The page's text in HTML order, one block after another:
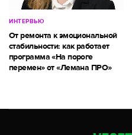
ИНТЕРВЬЮ
От ремонта к эмоциональной
стабильности: как работает
программа «На пороге
перемен» от «Лемана ПРО»